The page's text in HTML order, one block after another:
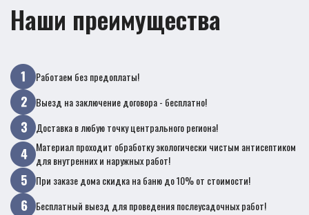
Наши преимущества
Работаем без предоплаты!
Выезд на заключение договора - бесплатно!
Доставка в любую точку центрального региона!
Материал проходит обработку экологически чистым антисептиком
для внутренних и наружных работ!
При заказе дома скидка на баню до 10% от стоимости!
Бесплатный выезд для проведения послеусадочных работ!